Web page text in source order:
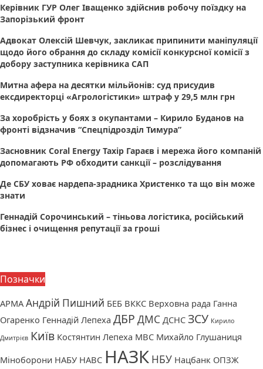
Керівник ГУР Олег Іващенко здійснив робочу поїздку на
Запорізький фронт
Адвокат Олексій Шевчук, закликає припинити маніпуляції
щодо його обрання до складу комісії конкурсної комісії з
добору заступника керівника САП
Митна афера на десятки мільйонів: суд присудив
ексдиректорці «Агрологістики» штраф у 29,5 млн грн
За хоробрість у боях з окупантами – Кирило Буданов на
фронті відзначив “Спецпідрозділ Тимура”
Засновник Coral Energy Тахір Гараєв і мережа його компаній
допомагають РФ обходити санкції – розслідування
Де СБУ ховає нардепа-зрадника Христенко та що він може
знати
Геннадій Сорочинський – тіньова логістика, російський
бізнес і очищення репутації за гроші
Позначки
АРМА Андрій Пишний БЕБ ВККС Верховна рада Ганна
Огаренко Геннадій Лепеха ДБР ДМС ДСНС ЗСУ Кирило
Дмитрієв Київ Костянтин Лепеха МВС Михайло Глушаниця
Міноборони НАБУ НАВС НАЗК НБУ Нацбанк ОПЗЖ